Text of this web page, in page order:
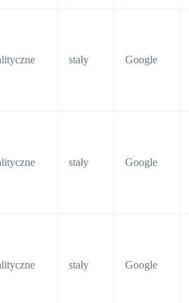
stały Google
stały Google
stały Google